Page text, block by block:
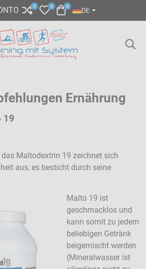
COMPARE
0 MY WISHLIST
0 WARENKORB
0SPRACHE
DE
Ernährung
19
Maltodextrin 19 zeichnet sich
aus, es besticht durch seine
Malto 19 ist
geschmacklos und
kann somit zu jedem
beliebigen Getränk
beigemischt werden
(Mineralwasser ist